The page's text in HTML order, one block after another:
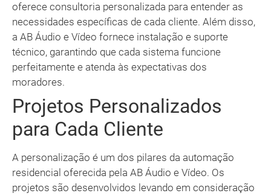
oferece consultoria personalizada para entender as
necessidades específicas de cada cliente. Além disso,
a AB Áudio e Vídeo fornece instalação e suporte
técnico, garantindo que cada sistema funcione
perfeitamente e atenda às expectativas dos
moradores.
Projetos Personalizados
para Cada Cliente
A personalização é um dos pilares da automação
residencial oferecida pela AB Áudio e Vídeo. Os
projetos são desenvolvidos levando em consideração